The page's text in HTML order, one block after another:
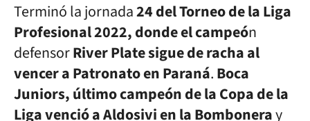
Terminó la jornada24 del Torneo de la Liga
Profesional 2022, donde el campeón
defensorRiver Plate sigue de racha al
vencer a Patronato en Paraná.Boca
Juniors, último campeón de la Copa de la
Liga venció a Aldosivi en la Bomboneray